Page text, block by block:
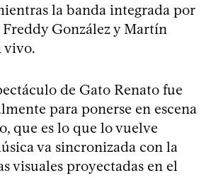
la banda integrada por
Freddy González y Martín
vivo.
de Gato Renato fue
para ponerse en escena
que es lo que lo vuelve
va sincronizada con la
visuales proyectadas en el